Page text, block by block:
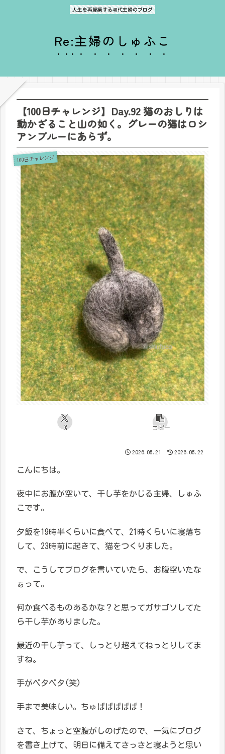
人生を再編集する40代主婦のブログ
Re:主婦のしゅふこ
【100日チャレンジ】Day.92 猫のおしりは
動かざること山の如く。グレーの猫はロシ
アンブルーにあらず。
100日チャレンジ
X コピー
2026.05.21 2026.05.22
こんにちは。
夜中にお腹が空いて、干し芋をかじる主婦、しゅふ
こです。
夕飯を19時半くらいに食べて、21時くらいに寝落ち
して、23時前に起きて、猫をつくりました。
で、こうしてブログを書いていたら、お腹空いたな
ぁって。
何か食べるものあるかな？と思ってガサゴソしてた
ら干し芋がありました。
最近の干し芋って、しっとり超えてねっとりしてま
すね。
手がベタベタ(笑)
手まで美味しい。ちゅぱぱぱぱぱ！
さて、ちょっと空腹がしのげたので、一気にブログ
を書き上げて、明日に備えてさっさと寝ようと思い